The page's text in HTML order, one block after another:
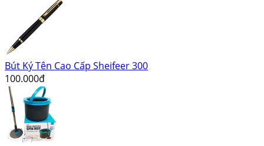
Bút Ký Tên Cao Cấp Sheifeer 300
100.000đ